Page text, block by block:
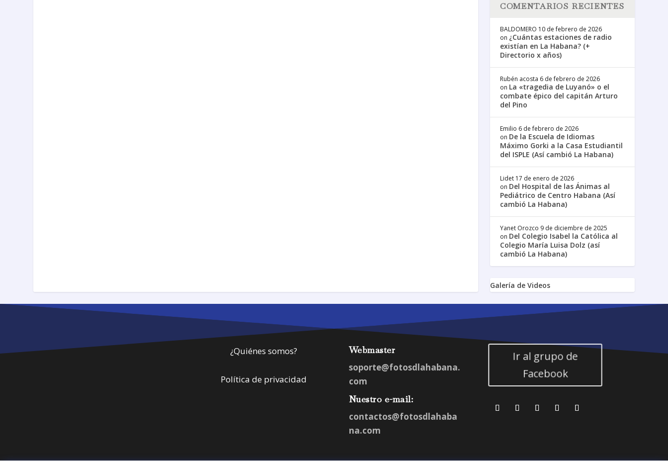
COMENTARIOS RECIENTES
BALDOMERO 10 de febrero de 2026
on ¿Cuántas estaciones de radio
existían en La Habana? (+
Directorio x años)
Rubén acosta 6 de febrero de 2026
on La «tragedia de Luyanó» o el
combate épico del capitán Arturo
del Pino
Emilio 6 de febrero de 2026
on De la Escuela de Idiomas
Máximo Gorki a la Casa Estudiantil
del ISPLE (Así cambió La Habana)
Lidet 17 de enero de 2026
on Del Hospital de las Ánimas al
Pediátrico de Centro Habana (Así
cambió La Habana)
Yanet Orozco 9 de diciembre de 2025
on Del Colegio Isabel la Católica al
Colegio María Luisa Dolz (así
cambió La Habana)
Galería de Videos
¿Quiénes somos?
Política de privacidad
Webmaster
soporte@fotosdlahabana.
com
Nuestro e-mail:
contactos@fotosdlahaba
na.com
Ir al grupo de
Facebook